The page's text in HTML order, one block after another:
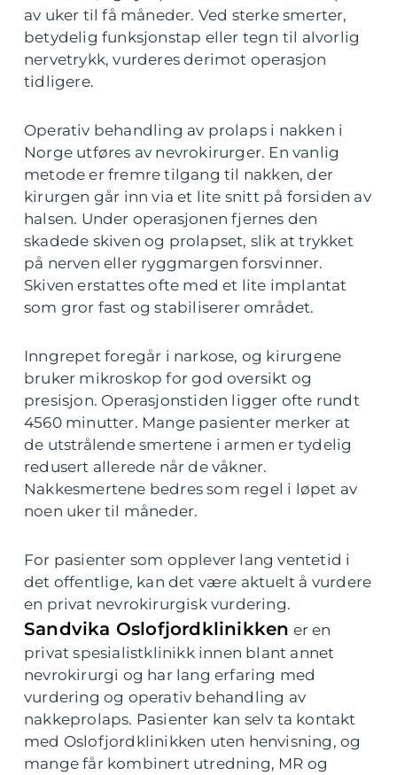
av uker til få måneder. Ved sterke smerter,
betydelig funksjonstap eller tegn til alvorlig
nervetrykk, vurderes derimot operasjon
tidligere.
Operativ behandling av prolaps i nakken i
Norge utføres av nevrokirurger. En vanlig
metode er fremre tilgang til nakken, der
kirurgen går inn via et lite snitt på forsiden av
halsen. Under operasjonen fjernes den
skadede skiven og prolapset, slik at trykket
på nerven eller ryggmargen forsvinner.
Skiven erstattes ofte med et lite implantat
som gror fast og stabiliserer området.
Inngrepet foregår i narkose, og kirurgene
bruker mikroskop for god oversikt og
presisjon. Operasjonstiden ligger ofte rundt
4560 minutter. Mange pasienter merker at
de utstrålende smertene i armen er tydelig
redusert allerede når de våkner.
Nakkesmertene bedres som regel i løpet av
noen uker til måneder.
For pasienter som opplever lang ventetid i
det offentlige, kan det være aktuelt å vurdere
en privat nevrokirurgisk vurdering.
Sandvika Oslofjordklinikken er en
privat spesialistklinikk innen blant annet
nevrokirurgi og har lang erfaring med
vurdering og operativ behandling av
nakkeprolaps. Pasienter kan selv ta kontakt
med Oslofjordklinikken uten henvisning, og
mange får kombinert utredning, MR og